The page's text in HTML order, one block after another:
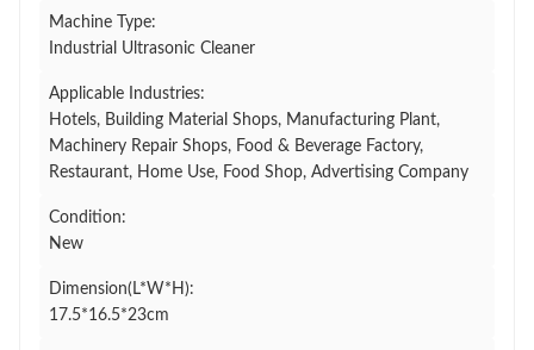
Machine Type:
Industrial Ultrasonic Cleaner
Applicable Industries:
Hotels, Building Material Shops, Manufacturing Plant,
Machinery Repair Shops, Food & Beverage Factory,
Restaurant, Home Use, Food Shop, Advertising Company
Condition:
New
Dimension(L*W*H):
17.5*16.5*23cm